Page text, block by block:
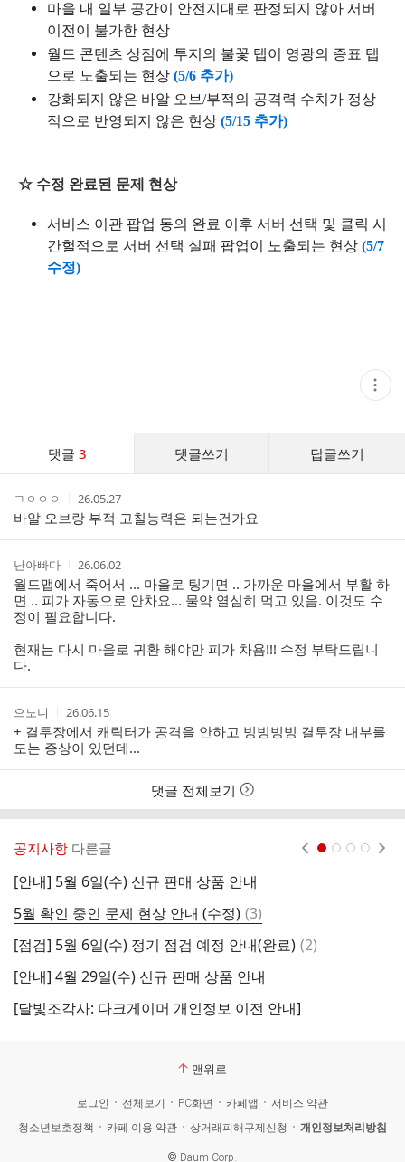
마을 내 일부 공간이 안전지대로 판정되지 않아 서버
이전이 불가한 현상
월드 콘텐츠 상점에 투지의 불꽃 탭이 영광의 증표 탭
으로 노출되는 현상 (5/6 추가)
강화되지 않은 바알 오브/부적의 공격력 수치가 정상
적으로 반영되지 않은 현상 (5/15 추가)
☆ 수정 완료된 문제 현상
서비스 이관 팝업 동의 완료 이후 서버 선택 및 클릭 시
간헐적으로 서버 선택 실패 팝업이 노출되는 현상 (5/7
수정)
현
재
글
기
댓글 3 댓글쓰기 답글쓰기
스
작
성
자
ㄱㅇㅇㅇ
작
성
시
간
26.05.27
바알 오브랑 부적 고칠능력은 되는건가요
작
성
자
난아빠다
작
성
시
간
26.06.02
월드맵에서 죽어서 ... 마을로 팅기면 .. 가까운 마을에서 부활 하
면 .. 피가 자동으로 안차요... 물약 열심히 먹고 있음. 이것도 수
정이 필요합니다.
현재는 다시 마을로 귀환 해야만 피가 차욤!!! 수정 부탁드립니
다.
작
성
자
으노니
작
성
시
간
26.06.15
+ 결투장에서 캐릭터가 공격을 안하고 빙빙빙빙 결투장 내부를
도는 증상이 있던데...
댓글 전체보기
공지사항 다른글
[안내] 5월 6일(수) 신규 판매 상품 안내
5월 확인 중인 문제 현상 안내 (수정) 댓
글
(3)
[점검] 5월 6일(수) 정기 점검 예정 안내(완료) 댓
(2)
[안내] 4월 29일(수) 신규 판매 상품 안내
[달빛조각사: 다크게이머 개인정보 이전 안내]
맨위로
로그인 전체보기 PC화면 카페앱
서비스 약관
청소년보호정책
카페 이용 약관 상거래피해구제신청 개인정보처리방침
© Daum Corp.